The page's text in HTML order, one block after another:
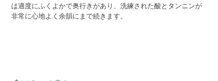
は適度にふくよかで奥行きがあり、洗練された酸とタンニンが
非常に心地よく余韻にまで続きます。